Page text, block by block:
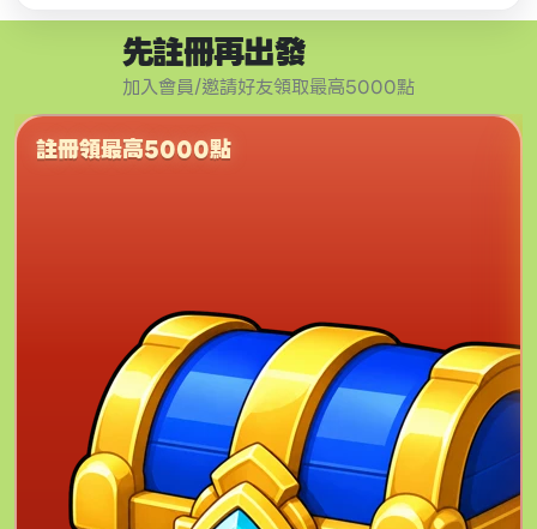
先註冊再出發
加入會員/邀請好友領取最高5000點
註冊領最高5000點